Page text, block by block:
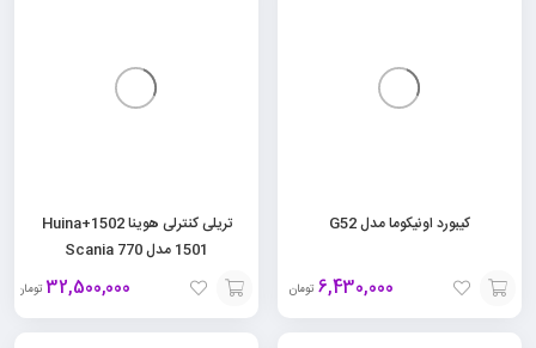
کیبورد اونیکوما مدل G52
6,430,000 تومان
افزودن
تریلی کنترلی هوینا 1502+Huina
1501 مدل Scania 770
32,500,000 تومان
افزودن